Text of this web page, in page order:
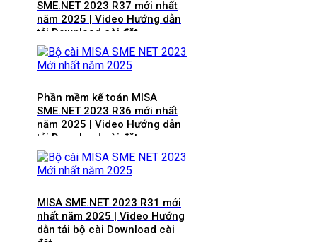
SME.NET 2023 R37 mới nhất
năm 2025 | Video Hướng dẫn
tải Download cài đặt
Phần mềm kế toán MISA
SME.NET 2023 R36 mới nhất
năm 2025 | Video Hướng dẫn
tải Download cài đặt
MISA SME.NET 2023 R31 mới
nhất năm 2025 | Video Hướng
dẫn tải bộ cài Download cài
đặt